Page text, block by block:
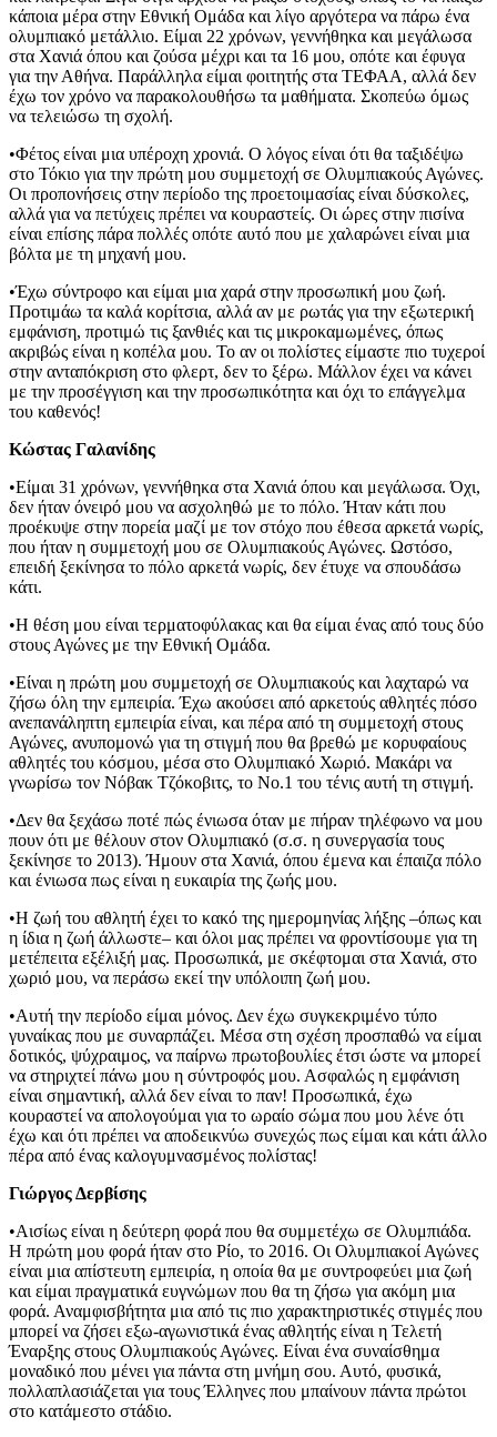
κάποια μέρα στην Εθνική Ομάδα και λίγο αργότερα να πάρω ένα
ολυμπιακό μετάλλιο. Είμαι 22 χρόνων, γεννήθηκα και μεγάλωσα
στα Χανιά όπου και ζούσα μέχρι και τα 16 μου, οπότε και έφυγα
για την Αθήνα. Παράλληλα είμαι φοιτητής στα ΤΕΦΑΑ, αλλά δεν
έχω τον χρόνο να παρακολουθήσω τα μαθήματα. Σκοπεύω όμως
να τελειώσω τη σχολή.
•Φέτος είναι μια υπέροχη χρονιά. Ο λόγος είναι ότι θα ταξιδέψω
στο Τόκιο για την πρώτη μου συμμετοχή σε Ολυμπιακούς Αγώνες.
Οι προπονήσεις στην περίοδο της προετοιμασίας είναι δύσκολες,
αλλά για να πετύχεις πρέπει να κουραστείς. Οι ώρες στην πισίνα
είναι επίσης πάρα πολλές οπότε αυτό που με χαλαρώνει είναι μια
βόλτα με τη μηχανή μου.
•Έχω σύντροφο και είμαι μια χαρά στην προσωπική μου ζωή.
Προτιμάω τα καλά κορίτσια, αλλά αν με ρωτάς για την εξωτερική
εμφάνιση, προτιμώ τις ξανθιές και τις μικροκαμωμένες, όπως
ακριβώς είναι η κοπέλα μου. Το αν οι πολίστες είμαστε πιο τυχεροί
στην ανταπόκριση στο φλερτ, δεν το ξέρω. Μάλλον έχει να κάνει
με την προσέγγιση και την προσωπικότητα και όχι το επάγγελμα
του καθενός!
Κώστας Γαλανίδης
•Είμαι 31 χρόνων, γεννήθηκα στα Χανιά όπου και μεγάλωσα. Όχι,
δεν ήταν όνειρό μου να ασχοληθώ με το πόλο. Ήταν κάτι που
προέκυψε στην πορεία μαζί με τον στόχο που έθεσα αρκετά νωρίς,
που ήταν η συμμετοχή μου σε Ολυμπιακούς Αγώνες. Ωστόσο,
επειδή ξεκίνησα το πόλο αρκετά νωρίς, δεν έτυχε να σπουδάσω
κάτι.
•Η θέση μου είναι τερματοφύλακας και θα είμαι ένας από τους δύο
στους Αγώνες με την Εθνική Ομάδα.
•Είναι η πρώτη μου συμμετοχή σε Ολυμπιακούς και λαχταρώ να
ζήσω όλη την εμπειρία. Έχω ακούσει από αρκετούς αθλητές πόσο
ανεπανάληπτη εμπειρία είναι, και πέρα από τη συμμετοχή στους
Αγώνες, ανυπομονώ για τη στιγμή που θα βρεθώ με κορυφαίους
αθλητές του κόσμου, μέσα στο Ολυμπιακό Χωριό. Μακάρι να
γνωρίσω τον Νόβακ Τζόκοβιτς, το Νο.1 του τένις αυτή τη στιγμή.
•Δεν θα ξεχάσω ποτέ πώς ένιωσα όταν με πήραν τηλέφωνο να μου
πουν ότι με θέλουν στον Ολυμπιακό (σ.σ. η συνεργασία τους
ξεκίνησε το 2013). Ήμουν στα Χανιά, όπου έμενα και έπαιζα πόλο
και ένιωσα πως είναι η ευκαιρία της ζωής μου.
•Η ζωή του αθλητή έχει το κακό της ημερομηνίας λήξης –όπως και
η ίδια η ζωή άλλωστε– και όλοι μας πρέπει να φροντίσουμε για τη
μετέπειτα εξέλιξή μας. Προσωπικά, με σκέφτομαι στα Χανιά, στο
χωριό μου, να περάσω εκεί την υπόλοιπη ζωή μου.
•Αυτή την περίοδο είμαι μόνος. Δεν έχω συγκεκριμένο τύπο
γυναίκας που με συναρπάζει. Μέσα στη σχέση προσπαθώ να είμαι
δοτικός, ψύχραιμος, να παίρνω πρωτοβουλίες έτσι ώστε να μπορεί
να στηριχτεί πάνω μου η σύντροφός μου. Ασφαλώς η εμφάνιση
είναι σημαντική, αλλά δεν είναι το παν! Προσωπικά, έχω
κουραστεί να απολογούμαι για το ωραίο σώμα που μου λένε ότι
έχω και ότι πρέπει να αποδεικνύω συνεχώς πως είμαι και κάτι άλλο
πέρα από ένας καλογυμνασμένος πολίστας!
Γιώργος Δερβίσης
•Αισίως είναι η δεύτερη φορά που θα συμμετέχω σε Ολυμπιάδα.
Η πρώτη μου φορά ήταν στο Ρίο, το 2016. Οι Ολυμπιακοί Αγώνες
είναι μια απίστευτη εμπειρία, η οποία θα με συντροφεύει μια ζωή
και είμαι πραγματικά ευγνώμων που θα τη ζήσω για ακόμη μια
φορά. Αναμφισβήτητα μια από τις πιο χαρακτηριστικές στιγμές που
μπορεί να ζήσει εξω-αγωνιστικά ένας αθλητής είναι η Τελετή
Έναρξης στους Ολυμπιακούς Αγώνες. Είναι ένα συναίσθημα
μοναδικό που μένει για πάντα στη μνήμη σου. Αυτό, φυσικά,
πολλαπλασιάζεται για τους Έλληνες που μπαίνουν πάντα πρώτοι
στο κατάμεστο στάδιο.